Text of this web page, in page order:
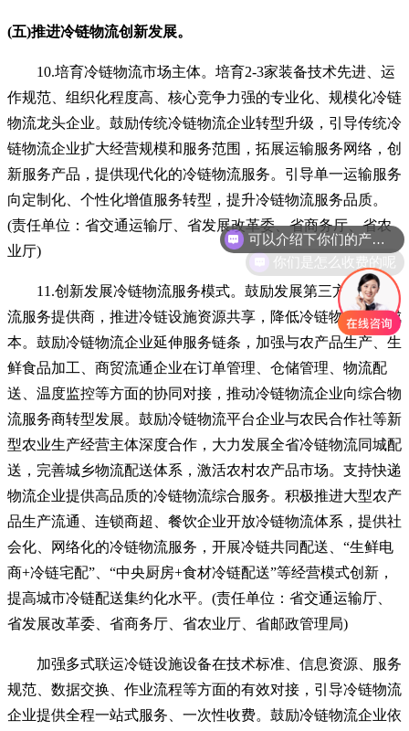
(五)推进冷链物流创新发展。
10.培育冷链物流市场主体。培育2-3家装备技术先进、运
作规范、组织化程度高、核心竞争力强的专业化、规模化冷链
物流龙头企业。鼓励传统冷链物流企业转型升级，引导传统冷
链物流企业扩大经营规模和服务范围，拓展运输服务网络，创
新服务产品，提供现代化的冷链物流服务。引导单一运输服务
向定制化、个性化增值服务转型，提升冷链物流服务品质。
(责任单位：省交通运输厅、省发展改革委、省商务厅、省农
业厅)
11.创新发展冷链物流服务模式。鼓励发展第三方冷链物
流服务提供商，推进冷链设施资源共享，降低冷链物流边际成
本。鼓励冷链物流企业延伸服务链条，加强与农产品生产、生
鲜食品加工、商贸流通企业在订单管理、仓储管理、物流配
送、温度监控等方面的协同对接，推动冷链物流企业向综合物
流服务商转型发展。鼓励冷链物流平台企业与农民合作社等新
型农业生产经营主体深度合作，大力发展全省冷链物流同城配
送，完善城乡物流配送体系，激活农村农产品市场。支持快递
物流企业提供高品质的冷链物流综合服务。积极推进大型农产
品生产流通、连锁商超、餐饮企业开放冷链物流体系，提供社
会化、网络化的冷链物流服务，开展冷链共同配送、“生鲜电
商+冷链宅配”、“中央厨房+食材冷链配送”等经营模式创新，
提高城市冷链配送集约化水平。(责任单位：省交通运输厅、
省发展改革委、省商务厅、省农业厅、省邮政管理局)
加强多式联运冷链设施设备在技术标准、信息资源、服务
规范、数据交换、作业流程等方面的有效对接，引导冷链物流
企业提供全程一站式服务、一次性收费。鼓励冷链物流企业依
可以介绍下你们的产品么
你们是怎么收费的呢